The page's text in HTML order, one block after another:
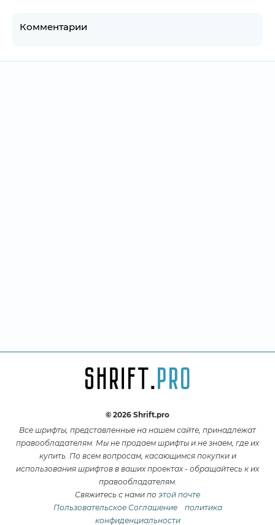
Комментарии
© 2026 Shrift.pro
Все шрифты, представленные на нашем сайте, принадлежат
правообладателям. Мы не продаем шрифты и не знаем, где их
купить. По всем вопросам, касающимся покупки и
использования шрифтов в ваших проектах - обращайтесь к их
правообладателям.
Свяжитесь с нами по этой почте
Пользовательское Соглашение
политика
конфиденциальности